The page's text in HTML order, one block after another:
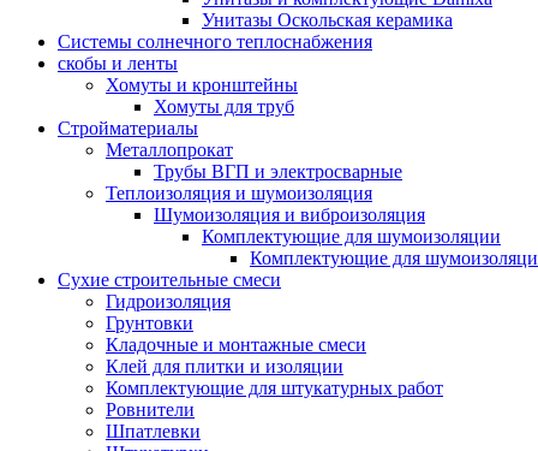
Унитазы Оскольская керамика
Системы солнечного теплоснабжения
скобы и ленты
Хомуты и кронштейны
Хомуты для труб
Стройматериалы
Металлопрокат
Трубы ВГП и электросварные
Теплоизоляция и шумоизоляция
Шумоизоляция и виброизоляция
Комплектующие для шумоизоляции
Комплектующие для
Сухие строительные смеси
Гидроизоляция
Грунтовки
Кладочные и монтажные смеси
Клей для плитки и изоляции
Комплектующие для штукатурных работ
Ровнители
Шпатлевки